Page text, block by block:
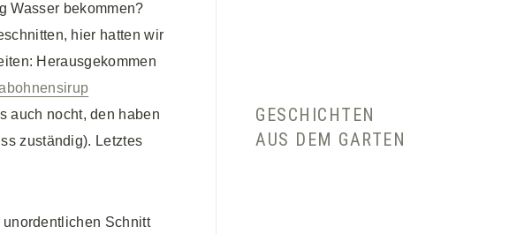
Wasser bekommen?
hier hatten wir
Herausgekommen
auch nocht, den haben
zuständig). Letztes
Schnitt
GESCHICHTEN
AUS DEM GARTEN